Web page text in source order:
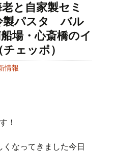
と自家製セミ
製パスタ バル
・心斎橋のイ
ェッポ）
情報
！
なってきました今日